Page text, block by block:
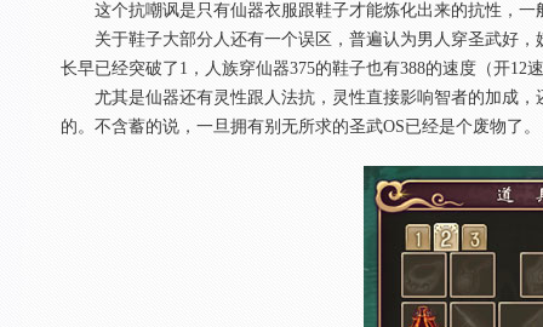
这个抗嘲讽是只有仙器衣服跟鞋子才能炼化出来的抗性，一
关于鞋子大部分人还有一个误区，普遍认为男人穿圣武好，
长早已经突破了1，人族穿仙器375的鞋子也有388的速度（开12
尤其是仙器还有灵性跟人法抗，灵性直接影响智者的加成，
的。不含蓄的说，一旦拥有别无所求的圣武OS已经是个废物了。